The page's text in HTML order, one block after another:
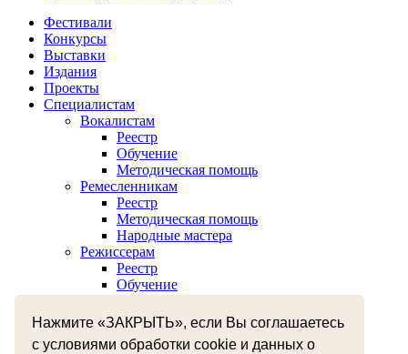
Нажмите «ЗАКРЫТЬ», если Вы соглашаетесь
с условиями обработки cookie и данных о
Фестивали
Конкурсы
Выставки
Издания
Проекты
Специалистам
Вокалистам
Реестр
Обучение
Методическая помощь
Ремесленникам
Реестр
Методическая помощь
Народные мастера
Режиссерам
Реестр
Обучение
Реестр
Музыкантам